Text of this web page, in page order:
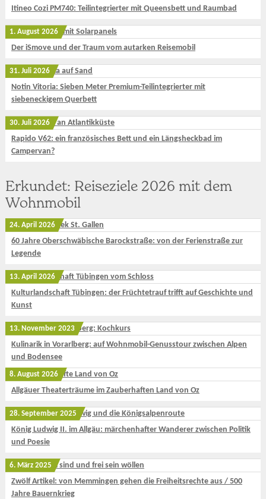
Itineo Cozi PM740: Teilintegrierter mit Queensbett und Raumbad
1. August 2026
Der iSmove und der Traum vom autarken Reisemobil
31. Juli 2026
Notin Vitoria: Sieben Meter Premium-Teilintegrierter mit
siebeneckigem Querbett
30. Juli 2026
Rapido V62: ein französisches Bett und ein Längsheckbad im
Campervan?
Erkundet: Reiseziele 2026 mit dem
Wohnmobil
24. April 2026
60 Jahre Oberschwäbische Barockstraße: von der Ferienstraße zur
Legende
13. April 2026
Kulturlandschaft Tübingen: der Früchtetrauf trifft auf Geschichte und
Kunst
13. November 2023
Kulinarik in Vorarlberg: auf Wohnmobil-Genusstour zwischen Alpen
und Bodensee
8. August 2026
Allgäuer Theaterträume im Zauberhaften Land von Oz
28. September 2025
König Ludwig II. im Allgäu: märchenhafter Wanderer zwischen Politik
und Poesie
6. März 2025
Zwölf Artikel: von Memmingen gehen die Freiheitsrechte aus / 500
Jahre Bauernkrieg